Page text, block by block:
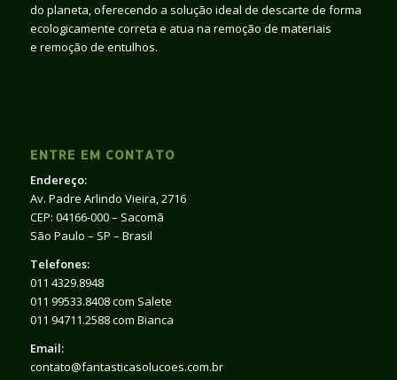
do planeta, oferecendo a solução ideal de descarte de forma
ecologicamente correta e atua na remoção de materiais
e remoção de entulhos.
ENTRE EM CONTATO
Endereço:
Av. Padre Arlindo Vieira, 2716
CEP: 04166-000 – Sacomã
São Paulo – SP – Brasil
Telefones:
011 4329.8948
011 99533.8408 com Salete
011 94711.2588 com Bianca
Email:
contato@fantasticasolucoes.com.br